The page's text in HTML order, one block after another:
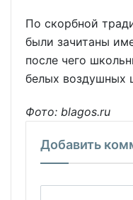
По скорбной
были зачитаны
после чего
белых воздушных
Фото: blagos.ru
Добавить